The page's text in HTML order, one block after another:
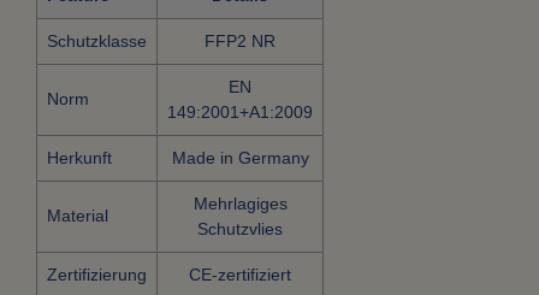
Schutzklasse FFP2 NR
Norm
EN
149:2001+A1:2009
Herkunft Made in Germany
Material
Mehrlagiges
Schutzvlies
Zertifizierung CE-zertifiziert